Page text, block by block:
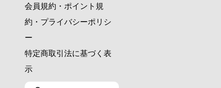
会員規約・ポイント規
約・プライバシーポリシ
ー
特定商取引法に基づく表
示